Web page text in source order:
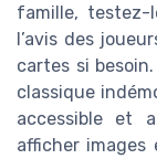
famille, testez-
l’avis des
cartes si
classique
accessible et
afficher